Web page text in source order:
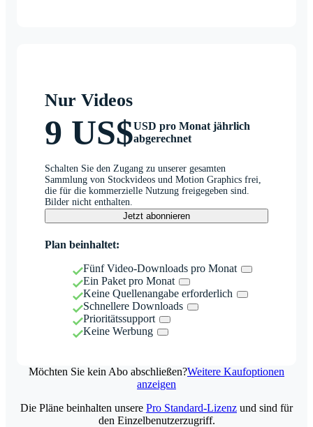
Nur Videos
9 US$USD pro Monat jährlich
abgerechnet
Schalten Sie den Zugang zu unserer gesamten
Sammlung von Stockvideos und Motion Graphics frei,
die für die kommerzielle Nutzung freigegeben sind.
Bilder nicht enthalten.
Jetzt abonnieren
Plan beinhaltet:
Fünf Video-Downloads pro Monat
Ein Paket pro Monat
Keine Quellenangabe erforderlich
Schnellere Downloads
Prioritätssupport
Keine Werbung
Möchten Sie kein Abo abschließen?Weitere Kaufoptionen
anzeigen
Die Pläne beinhalten unsere Pro Standard-Lizenz und sind für
den Einzelbenutzerzugriff.